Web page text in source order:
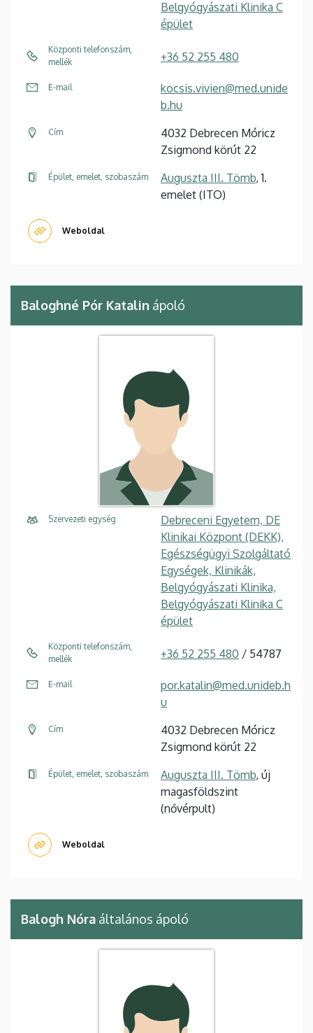
Belgyógyászati Klinika C
épület
Központi telefonszám,
mellék
+36 52 255 480
E-mail
kocsis.vivien@med.unide
b.hu
Cím
4032 Debrecen Móricz
Zsigmond körút 22
Épület, emelet, szobaszám Auguszta III. Tömb, 1.
emelet (ITO)
Weboldal
Baloghné Pór Katalin ápoló
Szervezeti egység
Debreceni Egyetem, DE
Klinikai Központ (DEKK),
Egészségügyi Szolgáltató
Egységek, Klinikák,
Belgyógyászati Klinika,
Belgyógyászati Klinika C
épület
Központi telefonszám,
mellék
+36 52 255 480 / 54787
E-mail
por.katalin@med.unideb.h
u
Cím
4032 Debrecen Móricz
Zsigmond körút 22
Épület, emelet, szobaszám Auguszta III. Tömb, új
magasföldszint
(nővérpult)
Weboldal
Balogh Nóra általános ápoló